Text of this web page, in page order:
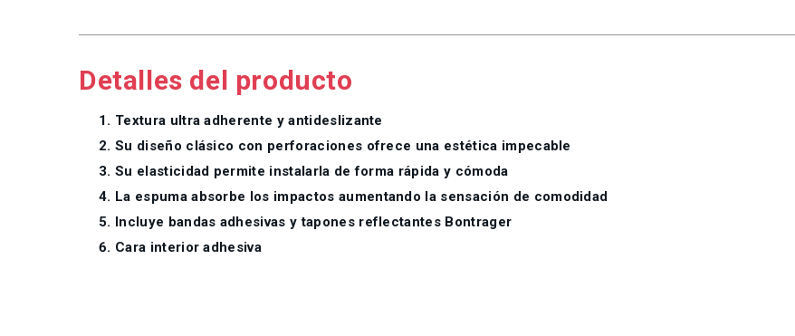
Detalles del producto
Textura ultra adherente y antideslizante
Su diseño clásico con perforaciones ofrece una estética impecable
Su elasticidad permite instalarla de forma rápida y cómoda
La espuma absorbe los impactos aumentando la sensación de comodidad
Incluye bandas adhesivas y tapones reflectantes Bontrager
Cara interior adhesiva